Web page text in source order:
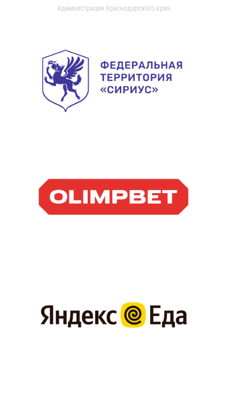
Администрация Краснодарского края